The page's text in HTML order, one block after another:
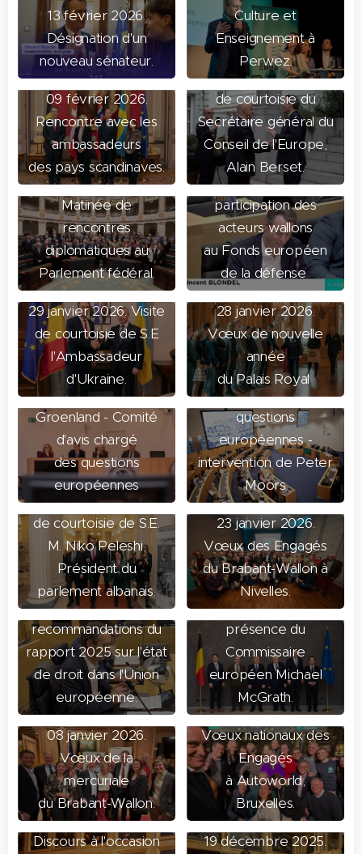
13 février 2026.
Désignation d'un
nouveau sénateur.
Culture et
Enseignement à
Perwez.
09 février 2026.
Rencontre avec les
ambassadeurs
des pays scandinaves.
04 février 2026. Visite
de courtoisie du
Secrétaire général du
Conseil de l'Europe,
Alain Berset.
03 février 2026.
Matinée de
rencontres
diplomatiques au
Parlement fédéral.
02 février 2026.
Parlement de
Wallonie :
Mobilisation et
participation des
acteurs wallons
au Fonds européen
de la défense
29 janvier 2026. Visite
de courtoisie de S.E
l'Ambassadeur
d'Ukraine.
28 janvier 2026.
Vœux de nouvelle
année
du Palais Royal
28 janvier 2026.
Intervention de Bart
De Wever
sur la situation au
Groenland - Comité
d'avis chargé
des questions
européennes
27 janvier 2026.
Comité d'avis chargé
des
questions
européennes -
intervention de Peter
Moors
26 janvier 2026. Visite
de courtoisie de S.E.
M. Niko Peleshi,
Président du
parlement albanais.
23 janvier 2026.
Vœux des Engagés
du Brabant-Wallon à
Nivelles.
19 janvier 2026.
Parlement de
Wallonie :
Suivi des
recommandations du
rapport 2025 sur l'état
de droit dans l'Union
européenne.
14 janvier 2026.
Comité d'avis chargé
des questions
européennes en
présence du
Commissaire
européen Michael
McGrath.
08 janvier 2026.
Vœux de la
mercuriale
du Brabant-Wallon.
07 janvier 2026.
Vœux nationaux des
Engagés
à Autoworld,
Bruxelles.
05 janvier 2026.
Discours à l'occasion
19 décembre 2025.